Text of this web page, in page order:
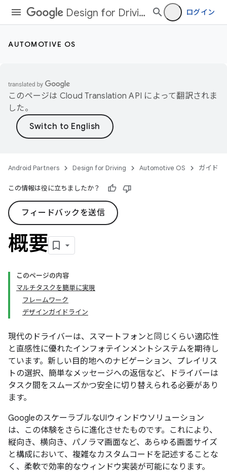
Design for Driving ログイン
AUTOMOTIVE OS
このページは Cloud Translation API によって翻訳されま
した。
Android Partners Design for Driving Automotive OS ガイド
この情報は役に立ちましたか？
フィードバックを送信
概要
このページの内容
マルチタスクを簡単に実現
フレームワーク
デザインガイドライン
現代のドライバーは、スマートフォンと同じくらい適応性
と直感性に優れたインフォテインメントシステムを期待し
ています。新しい目的地へのナビゲーション、プレイリス
トの選択、簡単なメッセージへの返信など、ドライバーは
タスク間をスムーズかつ安全に切り替えられる必要があり
ます。
GoogleのスケーラブルなUIウィンドウソリューション
は、この体験をさらに進化させたものです。これにより、
縦向き、横向き、パノラマ画面など、あらゆる画面サイズ
と構成において、複雑なカスタムコードを記述することな
く、柔軟で効率的なウィンドウ実装が可能になります。